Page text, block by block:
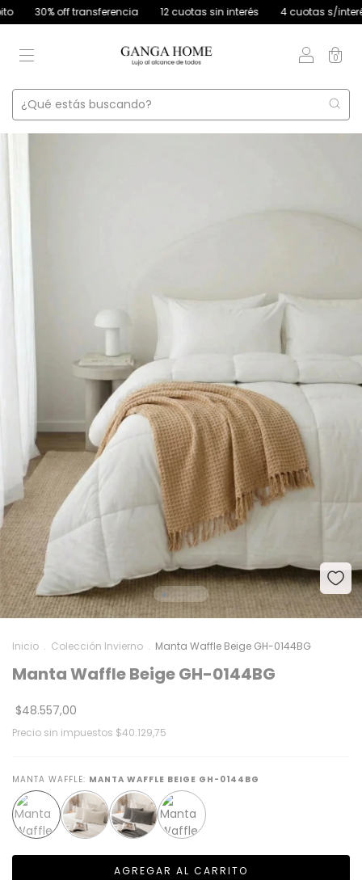
30% off transferencia 12 cuotas sin interés 4 cuotas s/interés
0
Inicio . Colección Invierno . Manta Waffle Beige GH-0144BG
Manta Waffle Beige GH-0144BG
$48.557,00
Precio sin impuestos $40.129,75
MANTA WAFFLE: MANTA WAFFLE BEIGE GH-0144BG